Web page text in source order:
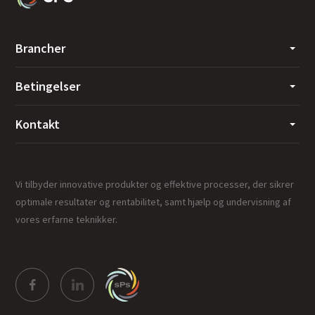
Brancher
Betingelser
Kontakt
Vi tilbyder innovative produkter og effektive processer, der sikrer
optimale resultater og rentabilitet, samt hjælp og undervisning af
vores erfarne teknikker.